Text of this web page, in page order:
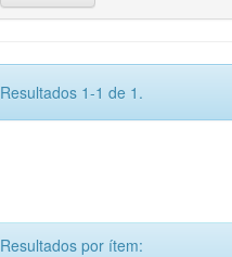
Resultados 1-1 de 1.
Resultados por ítem: